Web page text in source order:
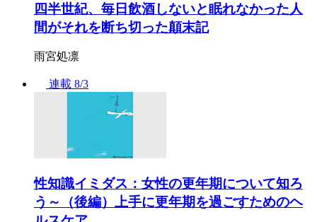
四半世紀、毎日飲酒しないと眠れなかった人
間がそれを断ち切った顛末記
雨宮処凛
連載 8/3
性知識イミダス：女性の更年期について知ろ
う～（後編）上手に更年期を過ごすためのヘ